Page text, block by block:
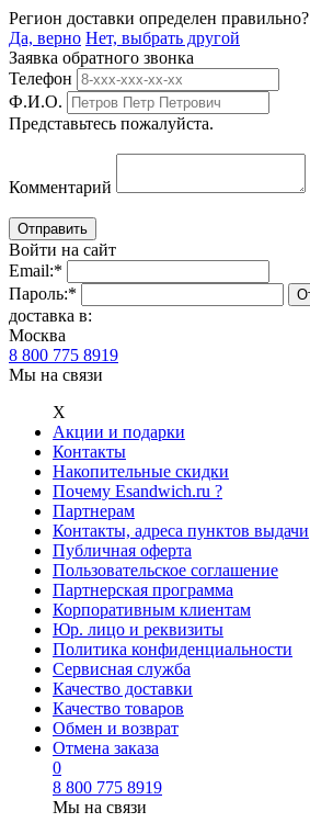
Регион доставки определен правильно?
Да, верно Нет, выбрать другой
Заявка обратного звонка
Телефон
Ф.И.О.
Представьтесь пожалуйста.
Комментарий
Войти на сайт
Email:*
Пароль:*
доставка в:
Москва
8 800 775 8919
Мы на связи
Х
Акции и подарки
Контакты
Накопительные скидки
Почему Esandwich.ru ?
Партнерам
Контакты, адреса пунктов выдачи
Публичная оферта
Пользовательское соглашение
Партнерская программа
Корпоративным клиентам
Юр. лицо и реквизиты
Политика конфиденциальности
Сервисная служба
Качество доставки
Качество товаров
Обмен и возврат
Отмена заказа
0
8 800 775 8919
Мы на связи